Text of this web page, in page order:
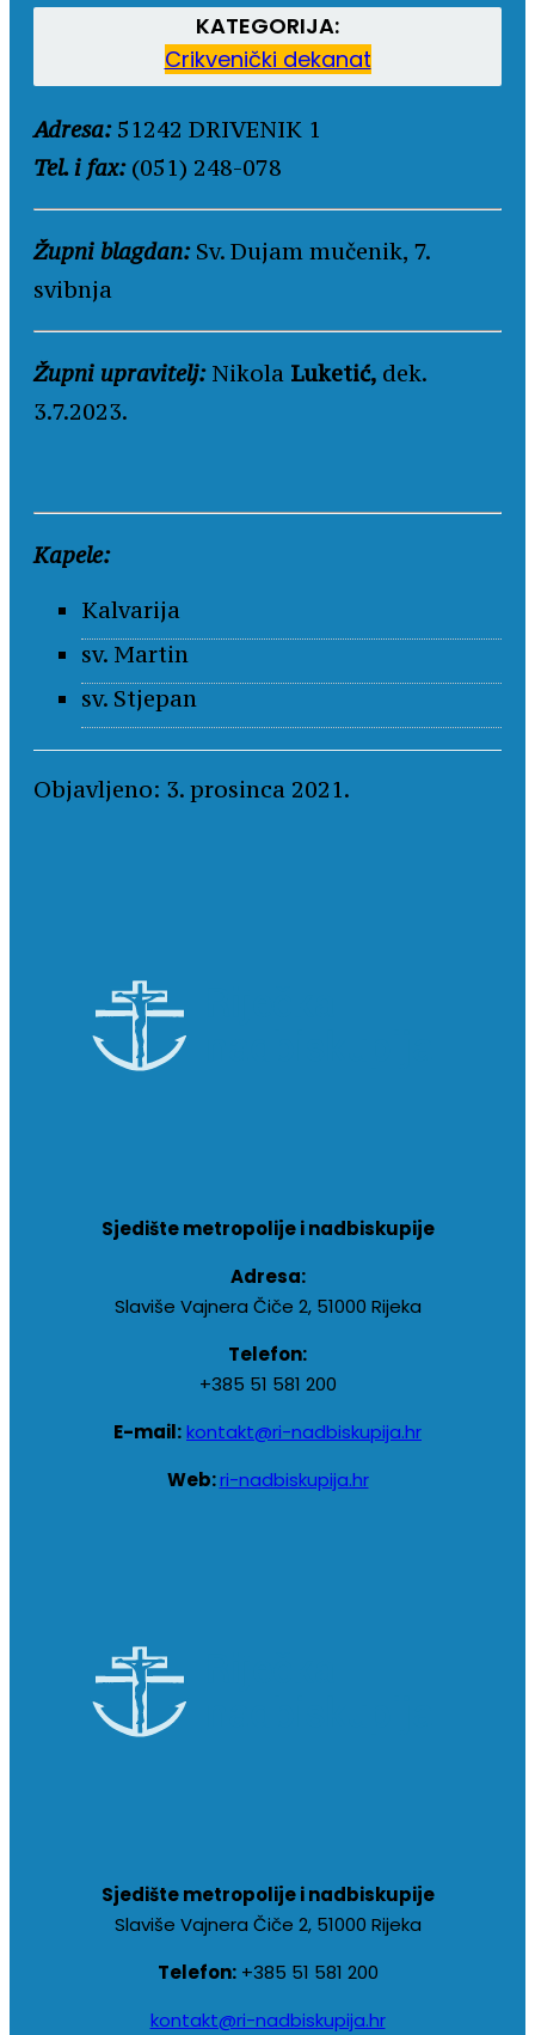
KATEGORIJA:
Crikvenički dekanat
Adresa:51242 DRIVENIK 1
Tel. i fax:(051) 248-078
Župni blagdan:Sv. Dujam mučenik, 7.
svibnja
Župni upravitelj: Nikola Luketić, dek.
3.7.2023.
Kapele:
Kalvarija
sv. Martin
sv. Stjepan
Objavljeno: 3. prosinca 2021.
Sjedište metropolije i nadbiskupije
Adresa:
Slaviše Vajnera Čiče 2, 51000 Rijeka
Telefon:
+385 51 581 200
E-mail:kontakt@ri-nadbiskupija.hr
Web:ri-nadbiskupija.hr
Sjedište metropolije i nadbiskupije
Slaviše Vajnera Čiče 2, 51000 Rijeka
Telefon:+385 51 581 200
kontakt@ri-nadbiskupija.hr